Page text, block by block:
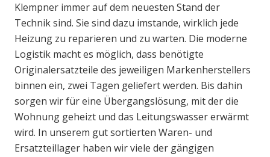
Klempner immer auf dem neuesten Stand der
Technik sind. Sie sind dazu imstande, wirklich jede
Heizung zu reparieren und zu warten. Die moderne
Logistik macht es möglich, dass benötigte
Originalersatzteile des jeweiligen Markenherstellers
binnen ein, zwei Tagen geliefert werden. Bis dahin
sorgen wir für eine Übergangslösung, mit der die
Wohnung geheizt und das Leitungswasser erwärmt
wird. In unserem gut sortierten Waren- und
Ersatzteillager haben wir viele der gängigen